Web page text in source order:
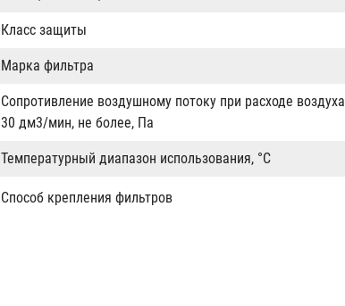
Класс защиты
Марка фильтра
Сопротивление воздушному потоку при расходе воздуха
30 дм3/мин, не более, Па
Температурный диапазон использования, °C
Способ крепления фильтров